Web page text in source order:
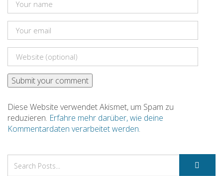
Diese Website verwendet Akismet, um Spam zu
reduzieren. Erfahre mehr darüber, wie deine
Kommentardaten verarbeitet werden.